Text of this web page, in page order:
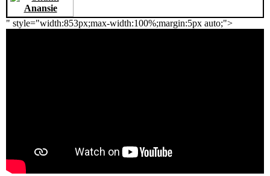
" style="width:853px;max-width:100%;margin:5px auto;">